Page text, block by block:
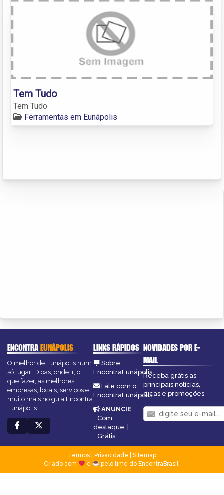
Tem Tudo
Tem Tudo
Ferramentas em Eunápolis
ENCONTRAEUNÁPOLIS
O melhor de Eunápolis num
só lugar! Dicas, onde ir, o
que fazer, as melhores
empresas, locais, serviços e
muito mais no guia Encontra
Eunápolis.
LINKS RÁPIDOS
Sobre
EncontraEunápolis
Fale com o
EncontraEunápolis
ANUNCIE:
Com
destaque |
Grátis
NOVIDADES POR E-
MAIL
Receba grátis as
principais notícias,
dicas e promoções
Termos| Privacidade
Sitemap
Criado com
e pelo time do EncontraBrasil